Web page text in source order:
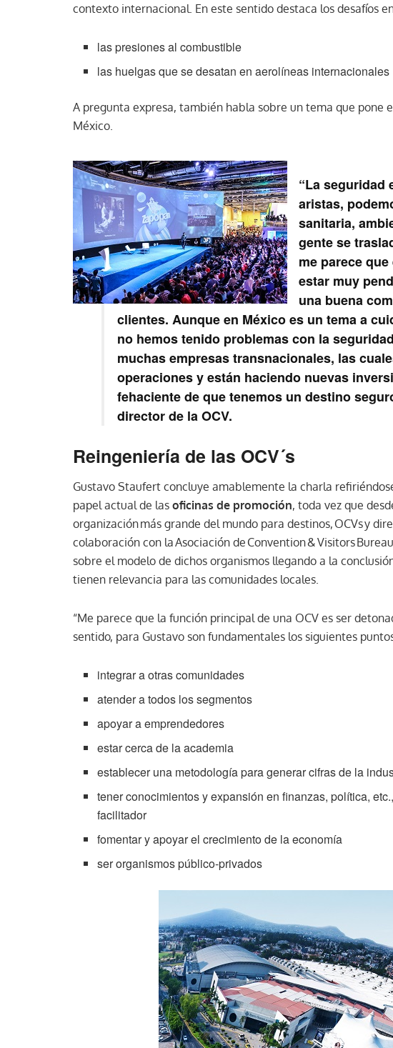
contexto internacional. En este sentido destaca los desafíos
las presiones al combustible
las huelgas que se desatan en aerolíneas internacionales
A pregunta expresa, también habla sobre un tema que pone
México.
“La seguridad
aristas,
sanitaria,
gente se
me parece
estar muy
una buena
clientes. Aunque en México es un tema a
no hemos tenido problemas con la
muchas empresas transnacionales, las
operaciones y están haciendo nuevas
fehaciente de que tenemos un destino
director de la OCV.
Reingeniería de las OCV´s
Gustavo Staufert concluye amablemente la charla
papel actual de las oficinas de promoción, toda vez que
organización más grande del mundo para destinos, OCVs y
colaboración con la Asociación de Convention & Visitors
sobre el modelo de dichos organismos llegando a la
tienen relevancia para las comunidades locales.
“Me parece que la función principal de una OCV es ser
sentido, para Gustavo son fundamentales los siguientes
integrar a otras comunidades
atender a todos los segmentos
apoyar a emprendedores
estar cerca de la academia
establecer una metodología para generar cifras de la
tener conocimientos y expansión en finanzas, política,
facilitador
fomentar y apoyar el crecimiento de la economía
ser organismos público-privados